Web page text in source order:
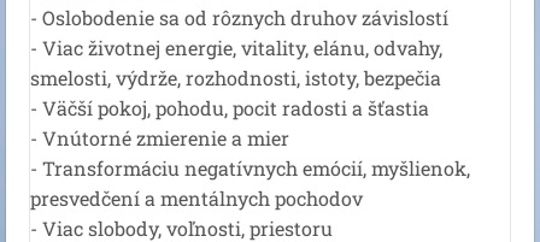
- Oslobodenie sa od rôznych druhov závislostí
- Viac životnej energie, vitality, elánu, odvahy,
smelosti, výdrže, rozhodnosti, istoty, bezpečia
- Väčší pokoj, pohodu, pocit radosti a šťastia
- Vnútorné zmierenie a mier
- Transformáciu negatívnych emócií, myšlienok,
presvedčení a mentálnych pochodov
- Viac slobody, voľnosti, priestoru